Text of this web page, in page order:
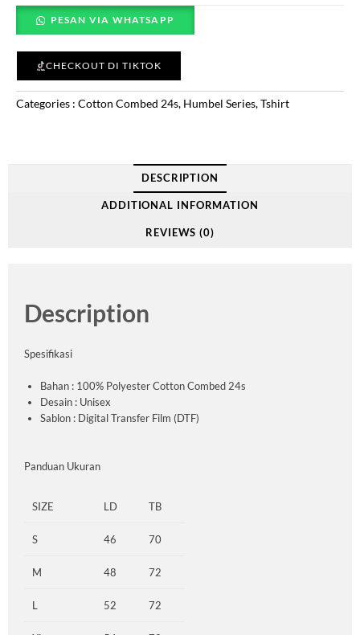
PESAN VIA WHATSAPP
CHECKOUT DI TIKTOK
Categories : Cotton Combed 24s, Humbel Series,Tshirt
DESCRIPTION
ADDITIONAL INFORMATION
REVIEWS (0)
Description
Spesifikasi
Bahan : 100% Polyester Cotton Combed 24s
Desain : Unisex
Sablon : Digital Transfer Film (DTF)
Panduan Ukuran
SIZE LD TB
S 46 70
M 48 72
L 52 72